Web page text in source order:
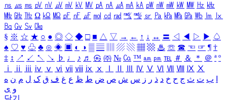
㎱ ㎲ ㎳ ㎴ ㎵ ㎶ ㎷ ㎸ ㎹ ㎀ ㎁ ㎂ ㎃ ㎄ ㎺ ㎻ ㎽ ㎾ ㎿ ㎐ ㎑
㎒ ㎓ ㎔ Ω ㏀ ㏁ ㎊ ㎋ ㎌ ㏖ ㏅ ㎭ ㎮ ㎯ ㏛ ㎩ ㎪ ㎫ ㎬ ㏝ ㏐
㏓
㏃ ㏉ ㏜ ㏆
§ ※ ☆ ★ ○ ● ◎ ◇ ◆ □ ■ △ ▽ → ← ↑ ↓ ↔ 〓 ◁ ◀ ▷ ▶ ♤
♠ ♡ ♥ ♧ ♣ ⊙ ◈ ▣ ◐ ◑ ▒ ▤ ▨ ▧ ▦ ▩ ♨ ☏ ☎ ☜ ☞ ¶ †
‡ ↕ ↗ ↙ ↖ ↘ ♭ ♩ ♪ ♬ ㉿ ㈜ № ㏇ ™ ㏂ ㏘ ℡ ＃ ＆ ＊ ＠ ª º
ⅰ
ⅱ ⅲ ⅳ ⅴ ⅵ ⅶ ⅷ ⅸ ⅹ Ⅳ Ⅴ Ⅵ Ⅶ Ⅷ Ⅸ Ⅹ
ب ت ث ج ح خ د ذ ر ز س ش ص ض ط ظ ع غ ف ق ک ل م ن ه
و ی